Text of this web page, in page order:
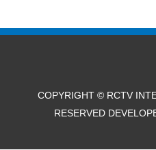
COPYRIGHT © RCTV
RESERVED